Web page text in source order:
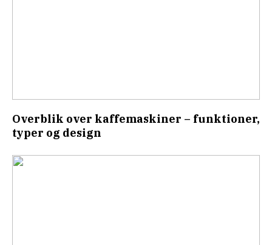
Overblik over kaffemaskiner – funktioner,
typer og design